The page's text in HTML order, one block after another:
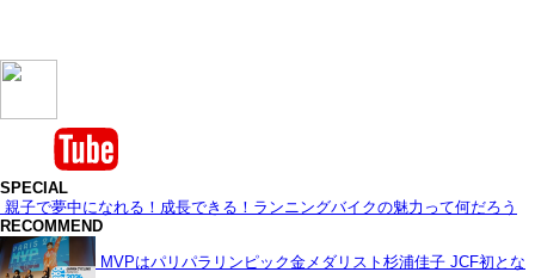
SPECIAL
親子で夢中になれる！成長できる！ランニングバイクの魅力って何だろう
RECOMMEND
MVPはパリパラリンピック金メダリスト杉浦佳子 JCF初とな